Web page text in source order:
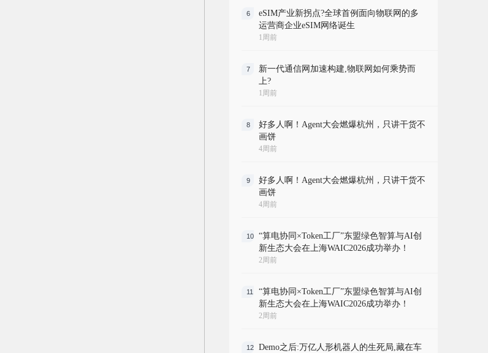
6
eSIM产业新拐点?全球首例面向物联网的多
运营商企业eSIM网络诞生
1周前
7
新一代通信网加速构建,物联网如何乘势而
上?
1周前
8
好多人啊！Agent大会燃爆杭州，只讲干货不
画饼
4周前
9
好多人啊！Agent大会燃爆杭州，只讲干货不
画饼
4周前
10
“算电协同×Token工厂”东盟绿色智算与AI创
新生态大会在上海WAIC2026成功举办！
2周前
11
“算电协同×Token工厂”东盟绿色智算与AI创
新生态大会在上海WAIC2026成功举办！
2周前
12
Demo之后:万亿人形机器人的生死局,藏在车